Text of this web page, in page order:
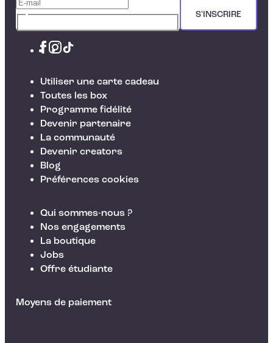
S'INSCRIRE
Utiliser une carte cadeau
Toutes les box
Programme fidélité
Devenir partenaire
La communauté
Devenir creators
Blog
Préférences cookies
Qui sommes-nous ?
Nos engagements
La boutique
Jobs
Offre étudiante
Moyens de paiement